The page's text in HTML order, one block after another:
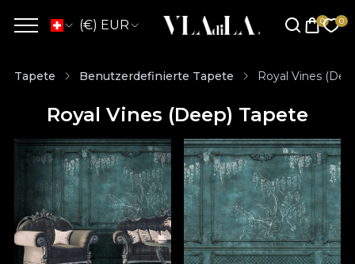
(€) EUR
Tapete Benutzerdefinierte Tapete Royal Vines
Royal Vines (Deep) Tapete